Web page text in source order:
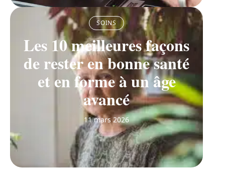
SOINS
Les 10 meilleures façons
de rester en bonne santé
et en forme à un âge
avancé
11 mars 2026